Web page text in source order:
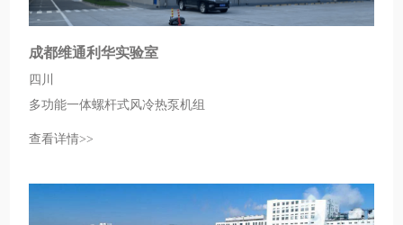
成都维通利华实验室
四川
多功能一体螺杆式风冷热泵机组
查看详情>>